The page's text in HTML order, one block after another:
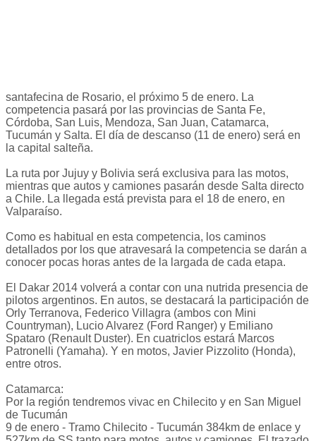
santafecina de Rosario, el próximo 5 de enero. La
competencia pasará por las provincias de Santa Fe,
Córdoba, San Luis, Mendoza, San Juan, Catamarca,
Tucumán y Salta. El día de descanso (11 de enero) será en
la capital salteña.
La ruta por Jujuy y Bolivia será exclusiva para las motos,
mientras que autos y camiones pasarán desde Salta directo
a Chile. La llegada está prevista para el 18 de enero, en
Valparaíso.
Como es habitual en esta competencia, los caminos
detallados por los que atravesará la competencia se darán a
conocer pocas horas antes de la largada de cada etapa.
El Dakar 2014 volverá a contar con una nutrida presencia de
pilotos argentinos. En autos, se destacará la participación de
Orly Terranova, Federico Villagra (ambos con Mini
Countryman), Lucio Alvarez (Ford Ranger) y Emiliano
Spataro (Renault Duster). En cuatriclos estará Marcos
Patronelli (Yamaha). Y en motos, Javier Pizzolito (Honda),
entre otros.
Catamarca:
Por la región tendremos vivac en Chilecito y en San Miguel
de Tucumán
9 de enero - Tramo Chilecito - Tucumán 384km de enlace y